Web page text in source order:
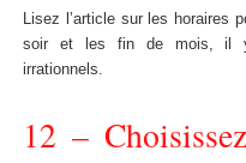
Lisez l’article sur les horaires
soir et les fin de mois, il y
irrationnels.
12 –